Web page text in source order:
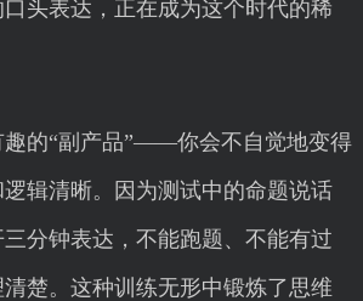
头表达，正在成为这个时代的稀
趣的“副产品”——你会不自觉地变得
辑清晰。因为测试中的命题说话
分钟表达，不能跑题、不能有过
楚。这种训练无形中锻炼了思维